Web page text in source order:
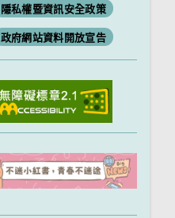
隱私權暨資訊安全政策
政府網站資料開放宣告